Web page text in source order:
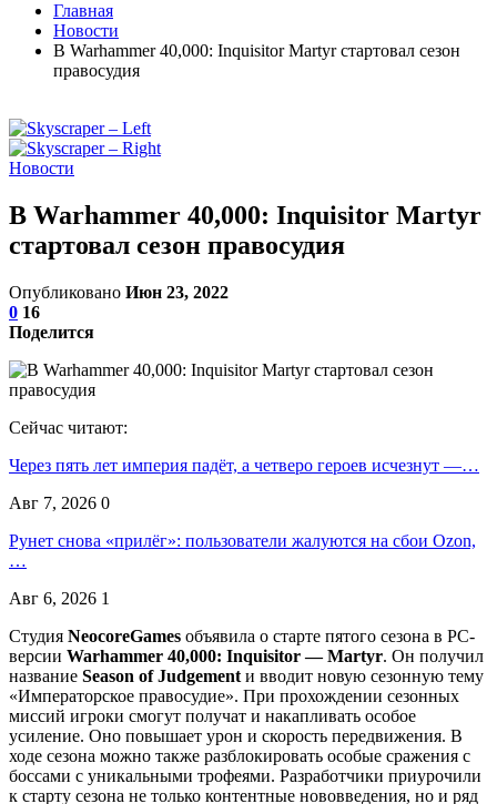
Главная
Новости
В Warhammer 40,000: Inquisitor Martyr стартовал сезон
правосудия
Новости
В Warhammer 40,000: Inquisitor Martyr
стартовал сезон правосудия
Опубликовано Июн 23, 2022
0 16
Поделится
Сейчас читают:
Через пять лет империя падёт, а четверо героев исчезнут —…
Авг 7, 2026 0
Рунет снова «прилёг»: пользователи жалуются на сбои Ozon,
…
Авг 6, 2026 1
Студия NeocoreGames объявила о старте пятого сезона в РС-
версии Warhammer 40,000: Inquisitor — Martyr. Он получил
название Season of Judgement и вводит новую сезонную тему
«Императорское правосудие». При прохождении сезонных
миссий игроки смогут получат и накапливать особое
усиление. Оно повышает урон и скорость передвижения. В
ходе сезона можно также разблокировать особые сражения с
боссами с уникальными трофеями. Разработчики приурочили
к старту сезона не только контентные нововведения, но и ряд